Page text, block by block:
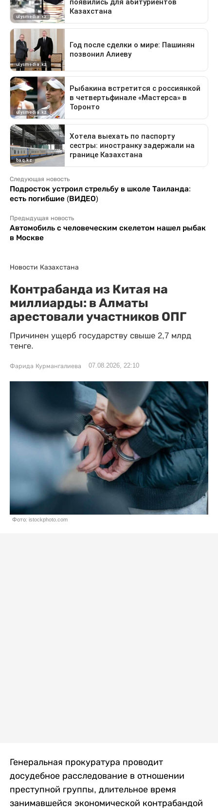
Следующая новость
Подросток устроил стрельбу в школе Таиланда:
есть погибшие (ВИДЕО)
Предыдущая новость
Автомобиль с человеческим скелетом нашел рыбак
в Москве
Новости Казахстана
Контрабанда из Китая на
миллиарды: в Алматы
арестовали участников ОПГ
Причинен ущерб государству свыше 2,7 млрд
тенге.
Фарида Курмангалиева 07.08.2026, 22:10
Фото: istockphoto.com
Генеральная прокуратура проводит
досудебное расследование в отношении
преступной группы, длительное время
занимавшейся экономической контрабандой